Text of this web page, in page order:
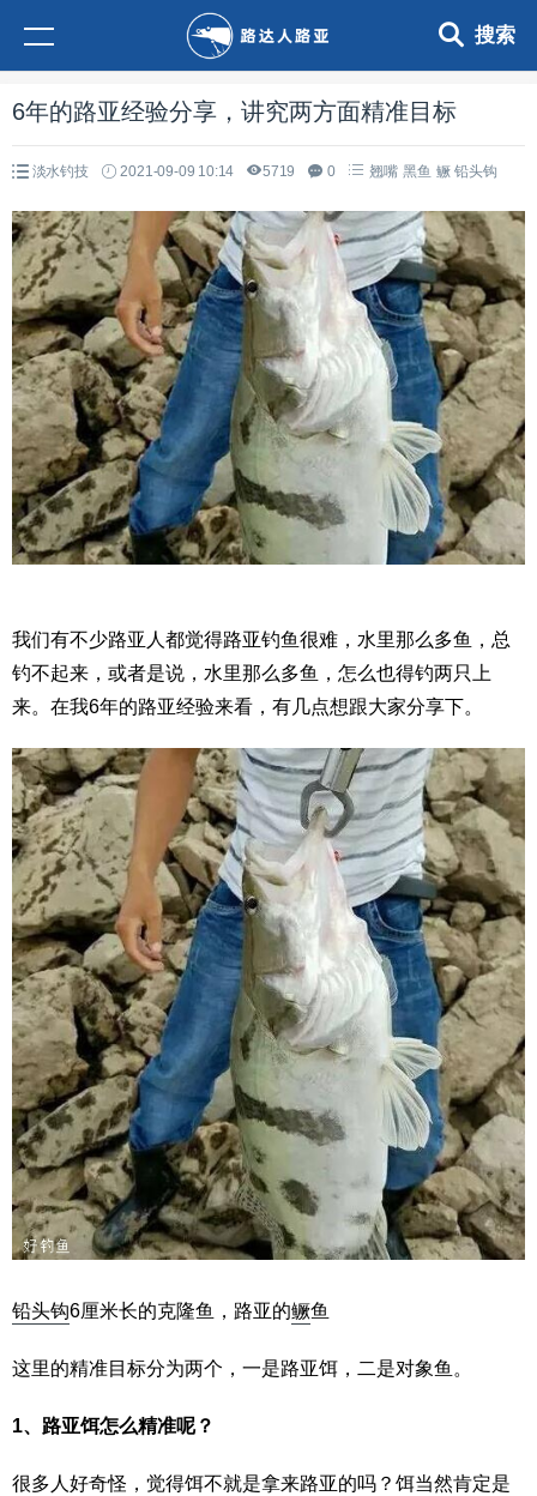
搜索
6年的路亚经验分享，讲究两方面精准目标
淡水钓技 2021-09-09 10:14 5719 0 翘嘴 黑鱼 鳜 铅头钩
我们有不少路亚人都觉得路亚钓鱼很难，水里那么多鱼，总
钓不起来，或者是说，水里那么多鱼，怎么也得钓两只上
来。在我6年的路亚经验来看，有几点想跟大家分享下。
铅头钩6厘米长的克隆鱼，路亚的鳜鱼
这里的精准目标分为两个，一是路亚饵，二是对象鱼。
1、路亚饵怎么精准呢？
很多人好奇怪，觉得饵不就是拿来路亚的吗？饵当然肯定是